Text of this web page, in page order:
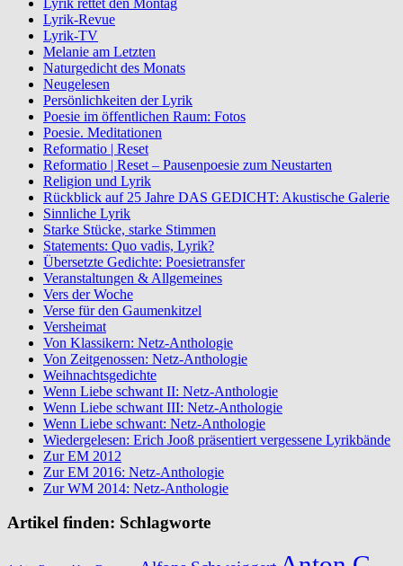
Lyrik-Revue
Lyrik-TV
Melanie am Letzten
Naturgedicht des Monats
Neugelesen
Persönlichkeiten der Lyrik
Poesie im öffentlichen Raum: Fotos
Poesie. Meditationen
Reformatio | Reset
Reformatio | Reset – Pausenpoesie zum Neustarten
Religion und Lyrik
Rückblick auf 25 Jahre DAS GEDICHT: Akustische Galerie
Sinnliche Lyrik
Starke Stücke, starke Stimmen
Statements: Quo vadis, Lyrik?
Übersetzte Gedichte: Poesietransfer
Veranstaltungen & Allgemeines
Vers der Woche
Verse für den Gaumenkitzel
Versheimat
Von Klassikern: Netz-Anthologie
Von Zeitgenossen: Netz-Anthologie
Weihnachtsgedichte
Wenn Liebe schwant II: Netz-Anthologie
Wenn Liebe schwant III: Netz-Anthologie
Wenn Liebe schwant: Netz-Anthologie
Wiedergelesen: Erich Jooß präsentiert vergessene Lyrikbände
Zur EM 2012
Zur EM 2016: Netz-Anthologie
Zur WM 2014: Netz-Anthologie
Artikel finden: Schlagworte